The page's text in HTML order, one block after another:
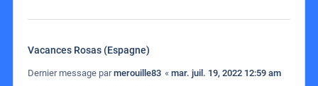
Vacances Rosas (Espagne)
Dernier message parmerouille83 « mar. juil. 19, 2022 12:59 am